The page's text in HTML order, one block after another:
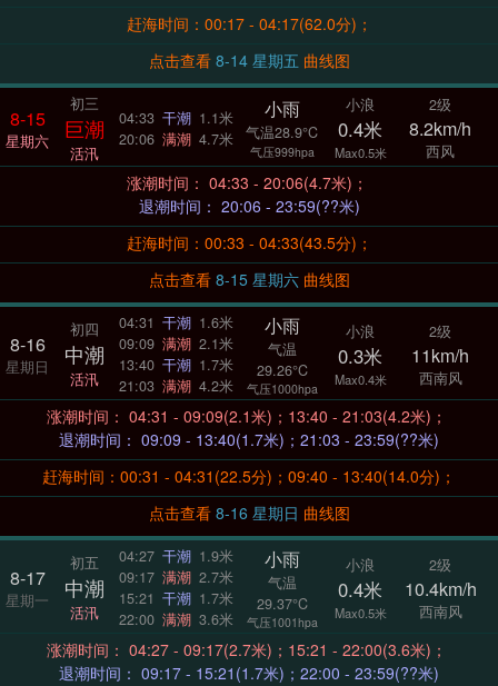
赶海时间：00:17 - 04:17(62.0分)；
点击查看
8-14 星期五 曲线图
8-15
星期六
初三
巨潮
活汛
04:33 干潮 1.1米
20:06 满潮 4.7米
小雨
气温28.9°C
气压999hpa
小浪
0.4米
Max0.5米
2级
8.2km/h
西风
涨潮时间： 04:33 - 20:06(4.7米)；
退潮时间： 20:06 - 23:59(??米)
赶海时间：00:33 - 04:33(43.5分)；
点击查看
8-15 星期六 曲线图
8-16
星期日
初四
中潮
活汛
04:31 干潮 1.6米
09:09 满潮 2.1米
13:40 干潮 1.7米
21:03 满潮 4.2米
小雨
气温
29.26°C
气压1000hpa
小浪
0.3米
Max0.4米
2级
11km/h
西南风
涨潮时间： 04:31 - 09:09(2.1米)；13:40 - 21:03(4.2米)；
退潮时间： 09:09 - 13:40(1.7米)；21:03 - 23:59(??米)
赶海时间：00:31 - 04:31(22.5分)；09:40 - 13:40(14.0分)；
点击查看
8-16 星期日 曲线图
8-17
星期一
初五
中潮
活汛
04:27 干潮 1.9米
09:17 满潮 2.7米
15:21 干潮 1.7米
22:00 满潮 3.6米
小雨
气温
29.37°C
气压1001hpa
小浪
0.4米
Max0.5米
2级
10.4km/h
西南风
涨潮时间： 04:27 - 09:17(2.7米)；15:21 - 22:00(3.6米)；
退潮时间： 09:17 - 15:21(1.7米)；22:00 - 23:59(??米)